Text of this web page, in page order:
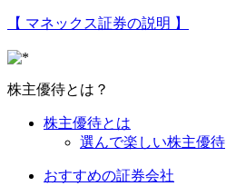
【 マネックス証券の説明 】
株主優待とは？
株主優待とは
選んで楽しい株主優待
おすすめの証券会社